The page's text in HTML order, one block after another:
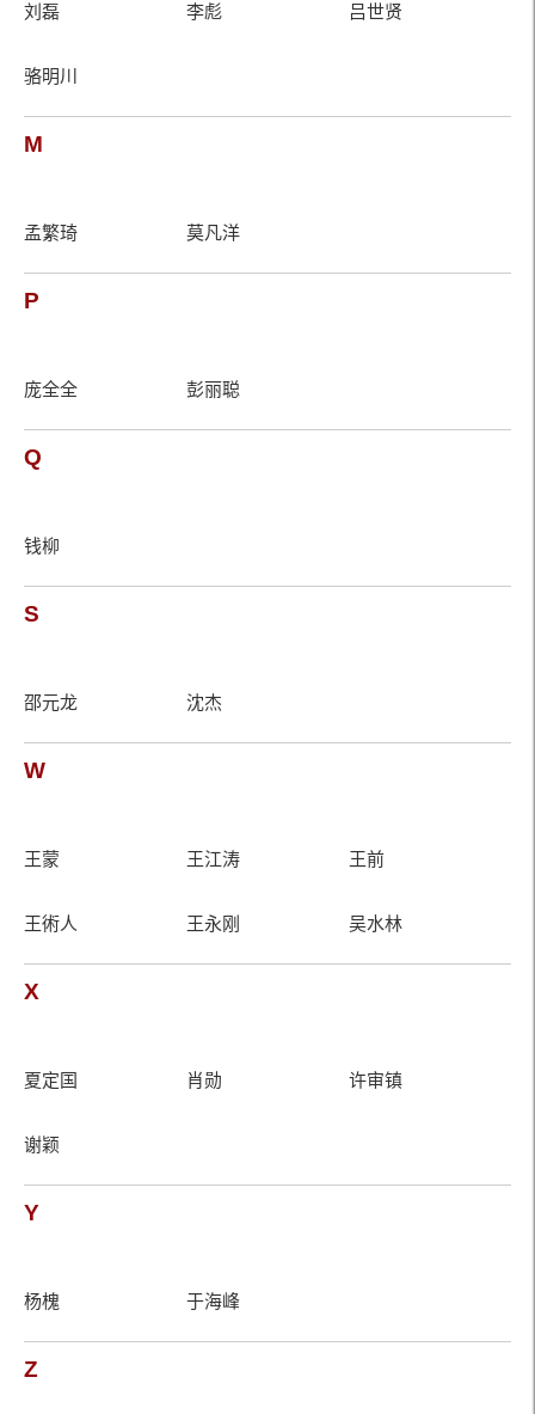
刘磊 李彪 吕世贤
骆明川
M
孟繁琦 莫凡洋
P
庞全全 彭丽聪
Q
钱柳
S
邵元龙 沈杰
W
王蒙 王江涛 王前
王術人 王永刚 吴水林
X
夏定国 肖勋 许审镇
谢颖
Y
杨槐 于海峰
Z